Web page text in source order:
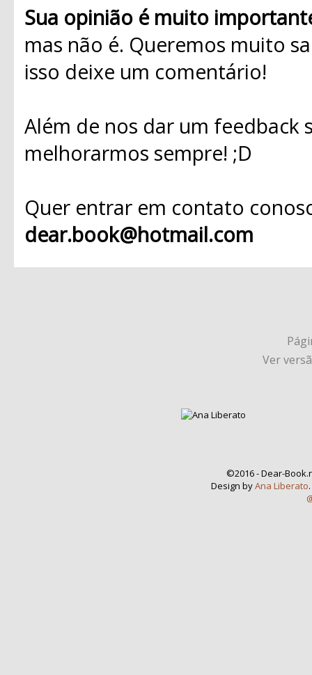
Sua opinião é muito
mas não é. Queremos muito
isso deixe um comentário!
Além de nos dar um
melhorarmos sempre! ;D
Quer entrar em contato
dear.book@hotmail.com
Ver
©2016 - Dear-
Design byAna Liberato